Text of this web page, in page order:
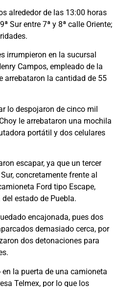
alrededor de las 13:00 horas
Sur entre 7ª y 8ª calle Oriente;
irrumpieron en la sucursal
Campos, empleado de la
arrebataron la cantidad de 55
lo despojaron de cinco mil
le arrebataron una mochila
portátil y dos celulares
escapar, ya que un tercer
concretamente frente al
Ford tipo Escape,
estado de Puebla.
encajonada, pues dos
demasiado cerca, por
dos detonaciones para
la puerta de una camioneta
Telmex, por lo que los